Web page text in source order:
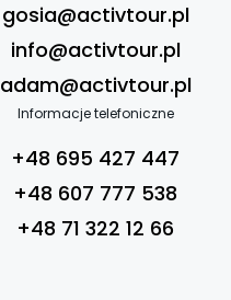
gosia@activtour.pl
info@activtour.pl
adam@activtour.pl
Informacje telefoniczne
+48 695 427 447
+48 607 777 538
+48 71 322 12 66